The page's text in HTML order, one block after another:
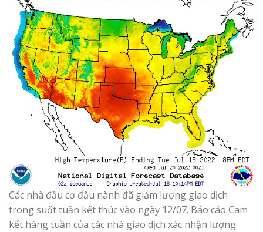
Các nhà đầu cơ đậu nành đã giảm lượng giao dịch
trong suốt tuần kết thúc vào ngày 12/07. Báo cáo Cam
kết hàng tuần của các nhà giao dịch xác nhận lượng